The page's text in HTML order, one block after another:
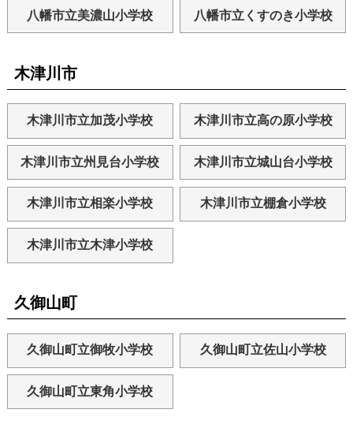
八幡市立美濃山小学校 八幡市立くすのき小学校
木津川市
木津川市立加茂小学校 木津川市立高の原小学校
木津川市立州見台小学校 木津川市立城山台小学校
木津川市立相楽小学校 木津川市立棚倉小学校
木津川市立木津小学校
久御山町
久御山町立御牧小学校 久御山町立佐山小学校
久御山町立東角小学校